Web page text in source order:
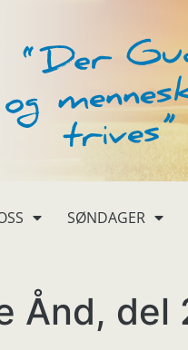
SØNDAGER
Ånd, del